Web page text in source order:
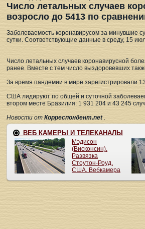
Число летальных случаев
возросло до 5413 по
Заболеваемость коронавирусом за минувшие
сутки. Соответствующие данные в среду, 15
Число летальных случаев коронавирусной
ранее. Вместе с тем число выздоровевших
За время пандемии в мире зарегистрировали
США лидируют по общей и суточной
втором месте Бразилия: 1 931 204 и 43 245
Новости от Корреспондент.net.